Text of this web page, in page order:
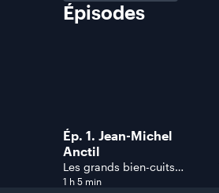
Épisodes
Ép. 1. Jean-Michel
Anctil
Les grands bien-cuits
Comédiha!
1 h 5 min